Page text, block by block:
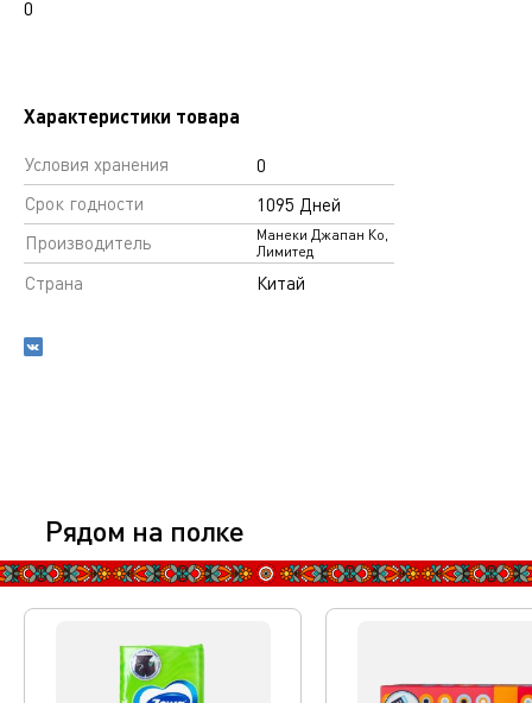
0
Характеристики товара
Условия хранения
0
Срок годности
1095 Дней
Производитель
Манеки Джапан Ко,
Лимитед
Страна Китай
Рядом на полке